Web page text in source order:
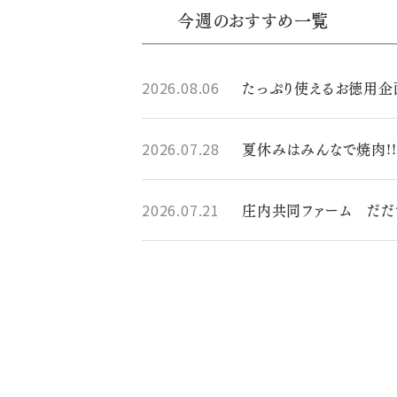
今週のおすすめ一覧
2026.08.06 たっぷり使えるお徳用企
2026.07.28 夏休みはみんなで焼肉!!
2026.07.21 庄内共同ファーム だだ